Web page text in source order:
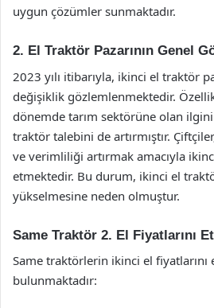
uygun çözümler sunmaktadır.
2. El Traktör Pazarının Genel
2023 yılı itibarıyla, ikinci el traktör
değişiklik gözlemlenmektedir.
dönemde tarım sektörüne olan
traktör talebini de artırmıştır.
ve verimliliği artırmak amacıyla
etmektedir. Bu durum, ikinci el
yükselmesine neden olmuştur.
Same Traktör 2. El Fiyatlarını
Same traktörlerin ikinci el
bulunmaktadır: